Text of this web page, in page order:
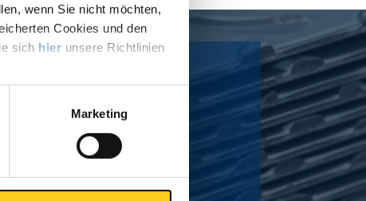
wenn Sie nicht möchten,
Cookies und den
sich hier unsere Richtlinien
Marketing